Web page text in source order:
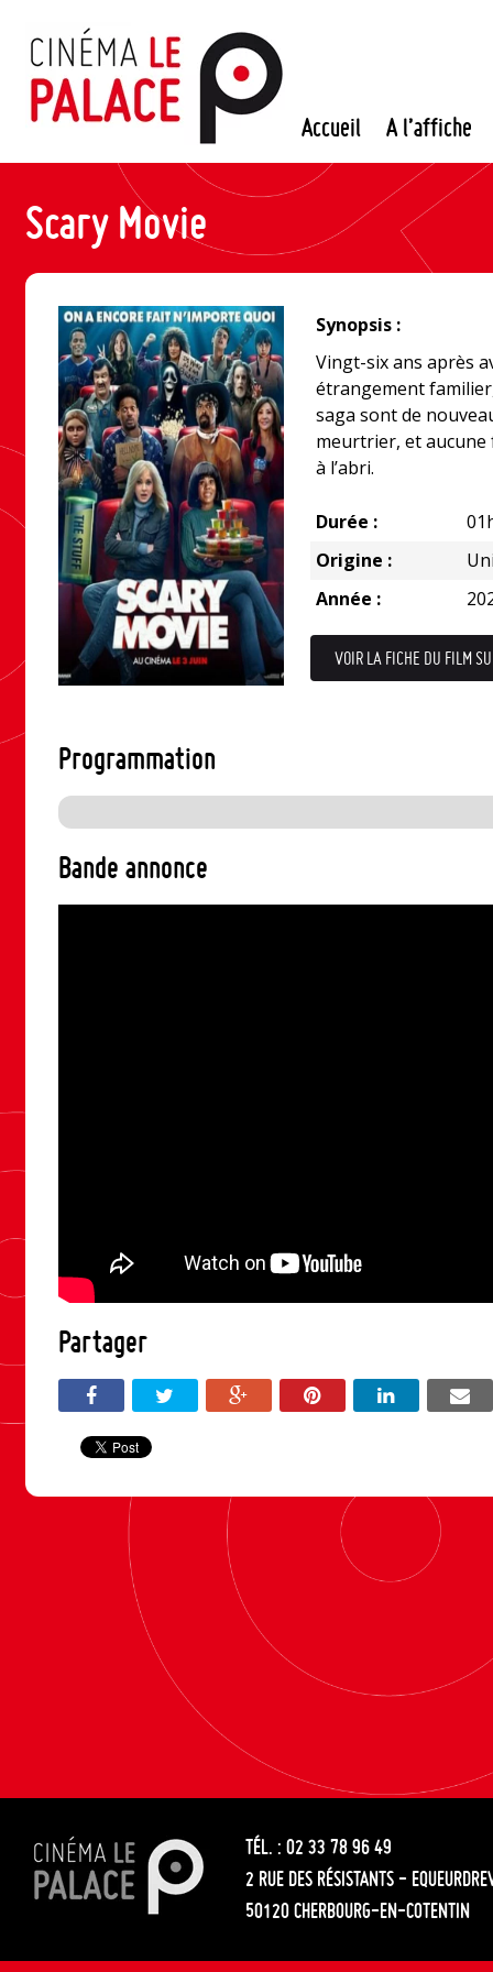
contenu
Accueil A l’affiche
Scary Movie
Synopsis :
Vingt-six ans après
étrangement
saga sont de
meurtrier, et aucune
à l’abri.
Durée :
Origine :
Année :
VOIR LA FICHE DU FILM
Programmation
Bande annonce
Partager
TÉL. : 02 33 78 96 49
2 RUE DES RÉSISTANTS -
50120 CHERBOURG-EN-COTENTIN